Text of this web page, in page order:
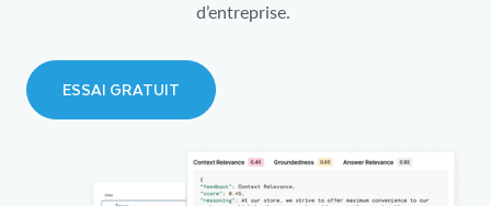
d’entreprise.
ESSAI GRATUIT